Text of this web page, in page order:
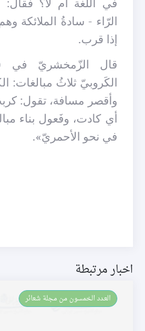
الرّاء - سادةُ الملائكة
إذا قرب.
قال الزّمخشريّ في
الكَروبيّ ثلاثُ مبالغات:
وأقصر مسافة، تقول:
أي كادت، وفَعول بناء
في نحو الأحمريّ».
اخبار مرتبطة
العـدد الخمسون من مجلة شعائر